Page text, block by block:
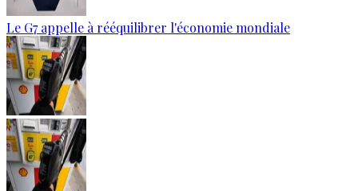
Le G7 appelle à rééquilibrer l'économie mondiale